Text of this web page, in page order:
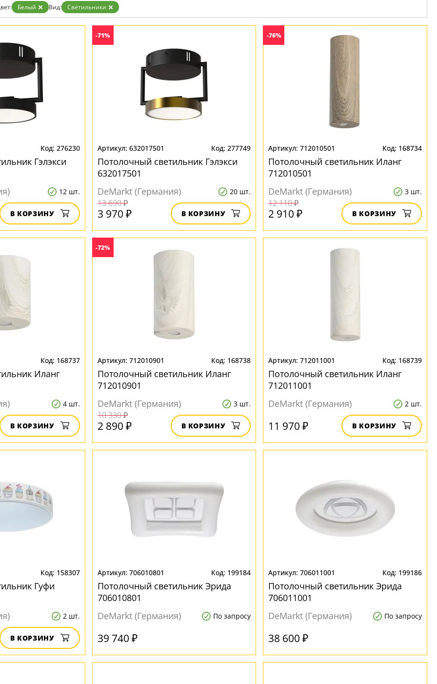
Бронза
Золото
Прозрачные
Белый Вид: Светильники
276230
Гэлэкси
12 шт.
В КОРЗИНУ
-71%
632017501 277749
Потолочный светильник Гэлэкси
632017501
DeMarkt (Германия)
20 шт.
13 690 ₽
3 970 ₽ В КОРЗИНУ
-76%
712010501 168734
Потолочный светильник Иланг
712010501
DeMarkt (Германия)
3 шт.
12 110 ₽
2 910 ₽ В КОРЗИНУ
168737
Иланг
4 шт.
В КОРЗИНУ
-72%
712010901 168738
Потолочный светильник Иланг
712010901
DeMarkt (Германия)
3 шт.
10 330 ₽
2 890 ₽ В КОРЗИНУ
712011001 168739
Потолочный светильник Иланг
712011001
DeMarkt (Германия)
2 шт.
11 970 ₽ В КОРЗИНУ
158307
Гуфи
2 шт.
В КОРЗИНУ
706010801 199184
Потолочный светильник Эрида
706010801
DeMarkt (Германия)
По запросу
39 740 ₽
706011001 199186
Потолочный светильник Эрида
706011001
DeMarkt (Германия)
По запросу
38 600 ₽